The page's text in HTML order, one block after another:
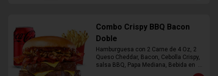
Combo Crispy BBQ Bacon
Doble
Hamburguesa con 2 Carne de 4 Oz, 2
Queso Cheddar, Bacon, Cebolla Crispy,
salsa BBQ, Papa Mediana, Bebida en